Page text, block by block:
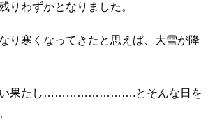
りわずかとなりました。
り寒くなってきたと思えば、大雪が降
い果たし…………………….とそんな日を